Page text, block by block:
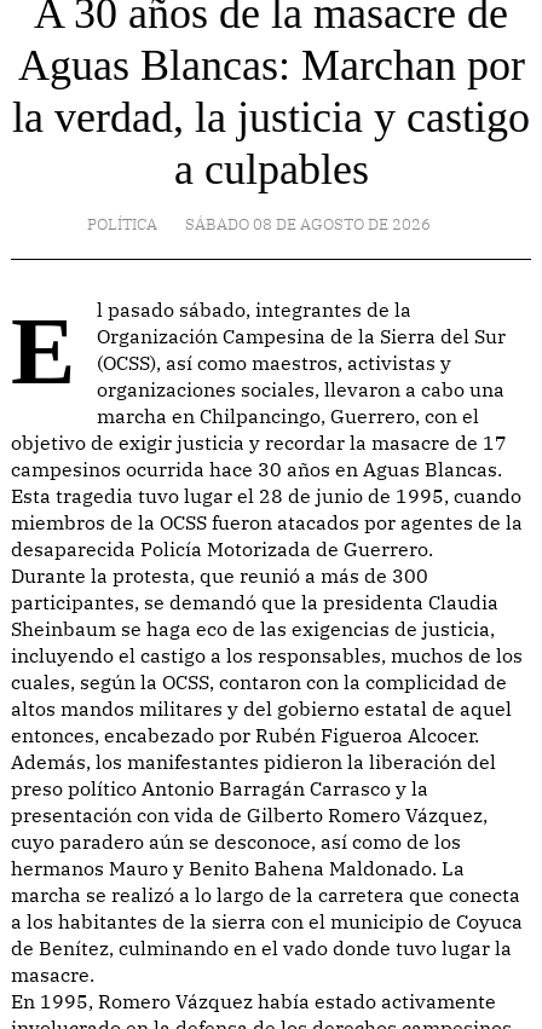
A 30 años de la masacre de
Aguas Blancas: Marchan por
la verdad, la justicia y castigo
a culpables
POLÍTICA SÁBADO 08 DE AGOSTO DE 2026
El pasado sábado, integrantes de la
Organización Campesina de la Sierra del Sur
(OCSS), así como maestros, activistas y
organizaciones sociales, llevaron a cabo una
marcha en Chilpancingo, Guerrero, con el
objetivo de exigir justicia y recordar la masacre de 17
campesinos ocurrida hace 30 años en Aguas Blancas.
Esta tragedia tuvo lugar el 28 de junio de 1995, cuando
miembros de la OCSS fueron atacados por agentes de la
desaparecida Policía Motorizada de Guerrero.
Durante la protesta, que reunió a más de 300
participantes, se demandó que la presidenta Claudia
Sheinbaum se haga eco de las exigencias de justicia,
incluyendo el castigo a los responsables, muchos de los
cuales, según la OCSS, contaron con la complicidad de
altos mandos militares y del gobierno estatal de aquel
entonces, encabezado por Rubén Figueroa Alcocer.
Además, los manifestantes pidieron la liberación del
preso político Antonio Barragán Carrasco y la
presentación con vida de Gilberto Romero Vázquez,
cuyo paradero aún se desconoce, así como de los
hermanos Mauro y Benito Bahena Maldonado. La
marcha se realizó a lo largo de la carretera que conecta
a los habitantes de la sierra con el municipio de Coyuca
de Benítez, culminando en el vado donde tuvo lugar la
masacre.
En 1995, Romero Vázquez había estado activamente